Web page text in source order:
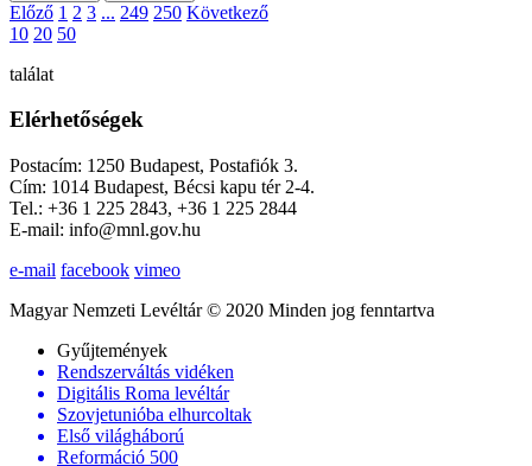
Előző 1 2 3 ... 249 250 Következő
10 20 50
találat
Elérhetőségek
Postacím: 1250 Budapest, Postafiók 3.
Cím: 1014 Budapest, Bécsi kapu tér 2-4.
Tel.: +36 1 225 2843, +36 1 225 2844
E-mail: info@mnl.gov.hu
e-mail facebook vimeo
Magyar Nemzeti Levéltár © 2020 Minden jog fenntartva
Gyűjtemények
Rendszerváltás vidéken
Digitális Roma levéltár
Szovjetunióba elhurcoltak
Első világháború
Reformáció 500